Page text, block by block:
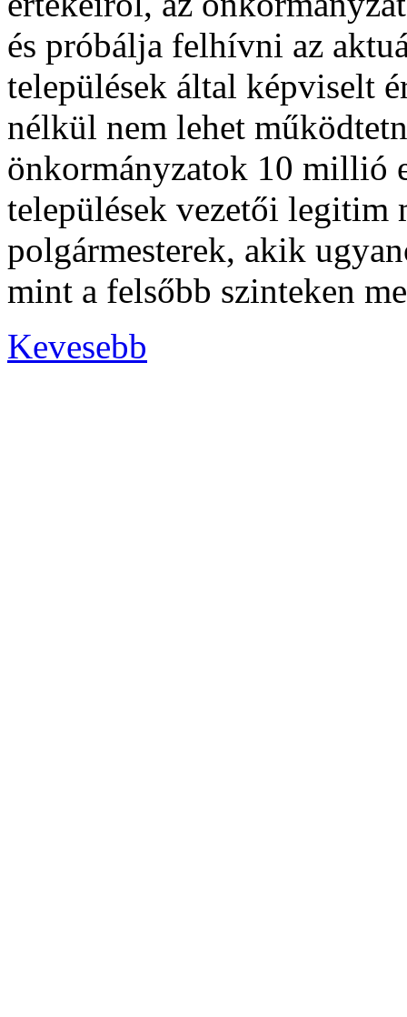
és próbálja felhívni az
települések által képviselt
nélkül nem lehet
önkormányzatok 10 millió
települések vezetői legitim
polgármesterek, akik
mint a felsőbb szinteken
Kevesebb